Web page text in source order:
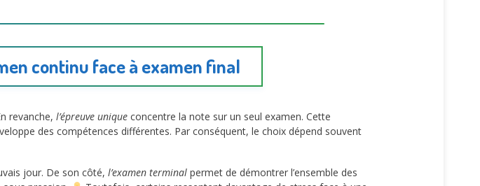
continu face à examen final
revanche, l’épreuve unique concentre la note sur un seul examen. Cette
des compétences différentes. Par conséquent, le choix dépend souvent
jour. De son côté, l’examen terminal permet de démontrer l’ensemble des